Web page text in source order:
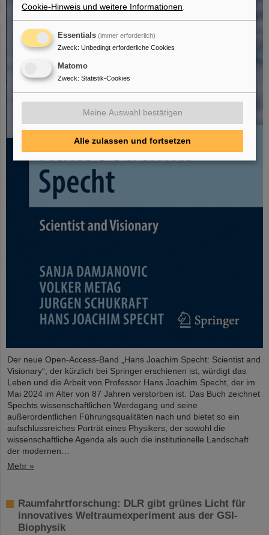
Der neue Open-Access-Band „Hans Joachim Specht: Scientist and
Visionary“, der kürzlich bei Springer erschienen ist, würdigt das
Leben und die Arbeit von Professor Hans Joachim Specht, der im
Mai 2024 im Alter von 87 Jahren verstorben ist. Das Buch zeichnet
Spechts wissenschaftlichen Werdegang und seine
außerordentlichen Führungsqualitäten nach und bietet so ein
aufschlussreiches Porträt eines Physikers, der sowohl die
wissenschaftliche Agenda als auch die institutionelle Landschaft
der modernen…
Mehr »
Raumfahrtforschung: DLR gibt grünes Licht für
innovatives Weltraumexperiment aus der GSI-
Biophysik
Cookie-Hinweis und weitere Informationen
Essentials (immer erforderlich)
Zweck: Unbedingt erforderliche Cookies
Matomo
Zweck: Statistik-Cookies
Meine Auswahl bestätigen
Alle zulassen und fortsetzen